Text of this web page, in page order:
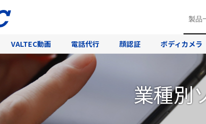
製品
VALTEC動画 電話代行 顔認証 ボディカメラ
業種別